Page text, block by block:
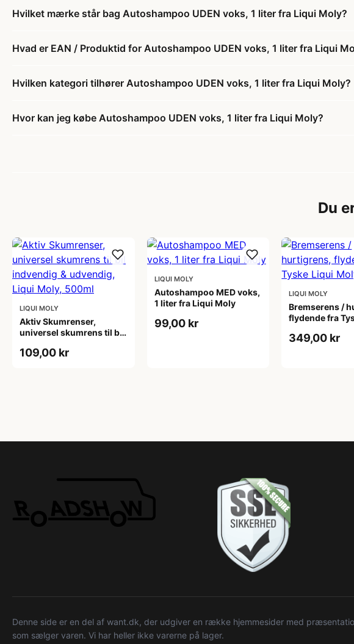
Hvilket mærke står bag Autoshampoo UDEN voks, 1 liter fra Liqui Moly?
Hvad er EAN / Produktid for Autoshampoo UDEN voks, 1 liter fra Liqui
Hvilken kategori tilhører Autoshampoo UDEN voks, 1 liter fra Liqui Moly?
Hvor kan jeg købe Autoshampoo UDEN voks, 1 liter fra Liqui Moly?
Du
LIQUI MOLY
Aktiv Skumrenser,
universel skumrens til bil
Liqui Moly, 500ml
109,00 kr
LIQUI MOLY
Autoshampoo MED voks,
1 liter fra Liqui Moly
99,00 kr
LIQUI MOLY
Bremserens /
flydende fra
349,00 kr
Denne side er en del af want.dk, der udgiver en række hjemmesider med
som sælger varen. Vi har heller ikke varerne på lager.